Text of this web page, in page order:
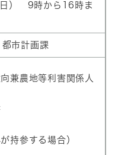
） 9時から16時ま
市計画課
兼農地等利害関係人
持参する場合）